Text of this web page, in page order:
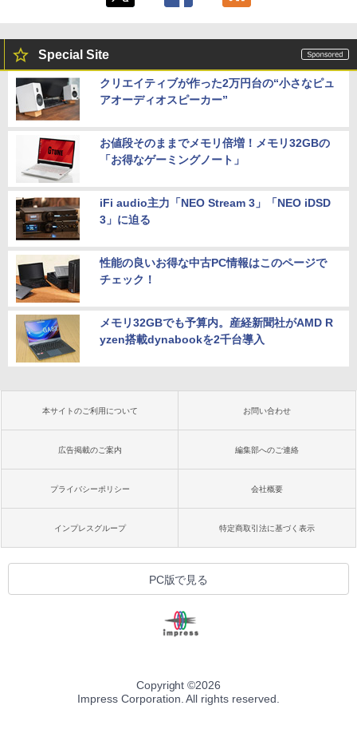
Special Site
クリエイティブが作った2万円台の“小さなピュ
アオーディオスピーカー”
お値段そのままでメモリ倍増！メモリ32GBの
「お得なゲーミングノート」
iFi audio主力「NEO Stream 3」「NEO iDSD
3」に迫る
性能の良いお得な中古PC情報はこのページで
チェック！
メモリ32GBでも予算内。産経新聞社がAMD R
yzen搭載dynabookを2千台導入
本サイトのご利用について お問い合わせ
広告掲載のご案内 編集部へのご連絡
プライバシーポリシー 会社概要
インプレスグループ 特定商取引法に基づく表示
PC版で見る
Copyright ©2026
Impress Corporation. All rights reserved.